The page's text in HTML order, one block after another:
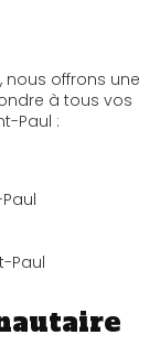
nous offrons une
à tous vos
Paul :
Paul